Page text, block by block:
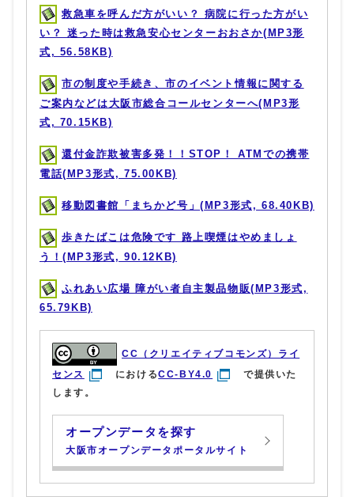
救急車を呼んだ方がいい？ 病院に行った方がい
い？ 迷った時は救急安心センターおおさか(MP3形
式, 56.58KB)
市の制度や手続き、市のイベント情報に関する
ご案内などは大阪市総合コールセンターへ(MP3形
式, 70.15KB)
還付金詐欺被害多発！！STOP！ ATMでの携帯
電話(MP3形式, 75.00KB)
移動図書館「まちかど号」(MP3形式, 68.40KB)
歩きたばこは危険です 路上喫煙はやめましょ
う！(MP3形式, 90.12KB)
ふれあい広場 障がい者自主製品物販(MP3形式,
65.79KB)
CC（クリエイティブコモンズ）ライ
センス
におけるCC-BY4.0
で提供いた
します。
オープンデータを探す
大阪市オープンデータポータルサイト